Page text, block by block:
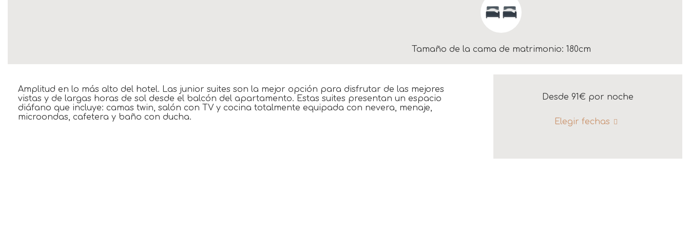
Tamaño de la cama de matrimonio: 180cm
Amplitud en lo más alto del hotel. Las junior suites son la mejor opción para disfrutar de las mejores
vistas y de largas horas de sol desde el balcón del apartamento. Estas suites presentan un espacio
diáfano que incluye: camas twin, salón con TV y cocina totalmente equipada con nevera, menaje,
microondas, cafetera y baño con ducha.
Desde 91€ por noche
Elegir fechas